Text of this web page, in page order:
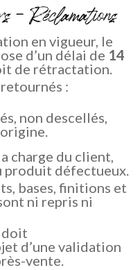
– Réclamations
en vigueur, le
d’un délai de 14
de rétractation.
:
non descellés,
charge du client,
produit défectueux.
bases, finitions et
ni repris ni
doit
d’une validation
vente.